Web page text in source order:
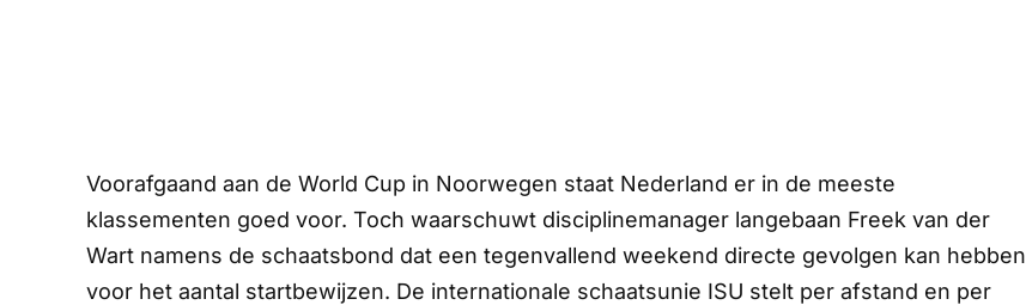
Voorafgaand aan de World Cup in Noorwegen staat Nederland er in de meeste
klassementen goed voor. Toch waarschuwt disciplinemanager langebaan Freek van der
Wart namens de schaatsbond dat een tegenvallend weekend directe gevolgen kan hebben
voor het aantal startbewijzen. De internationale schaatsunie ISU stelt per afstand en per